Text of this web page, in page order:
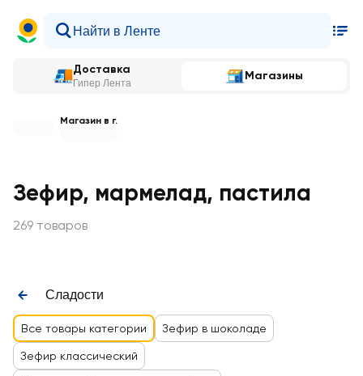
Доставка
Гипер Лента
Магазины
Магазин в г.
Зефир, мармелад, пастила
269 товаров
Сладости
Все товары категории Зефир в шоколаде
Зефир классический